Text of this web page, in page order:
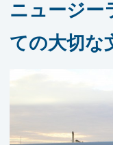
ニュージー
ての大切な